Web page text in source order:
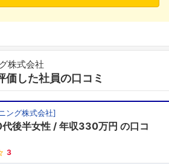
株式会社
価した社員の口コミ
ング株式会社]
後半女性 年収330万円 の口コ
3